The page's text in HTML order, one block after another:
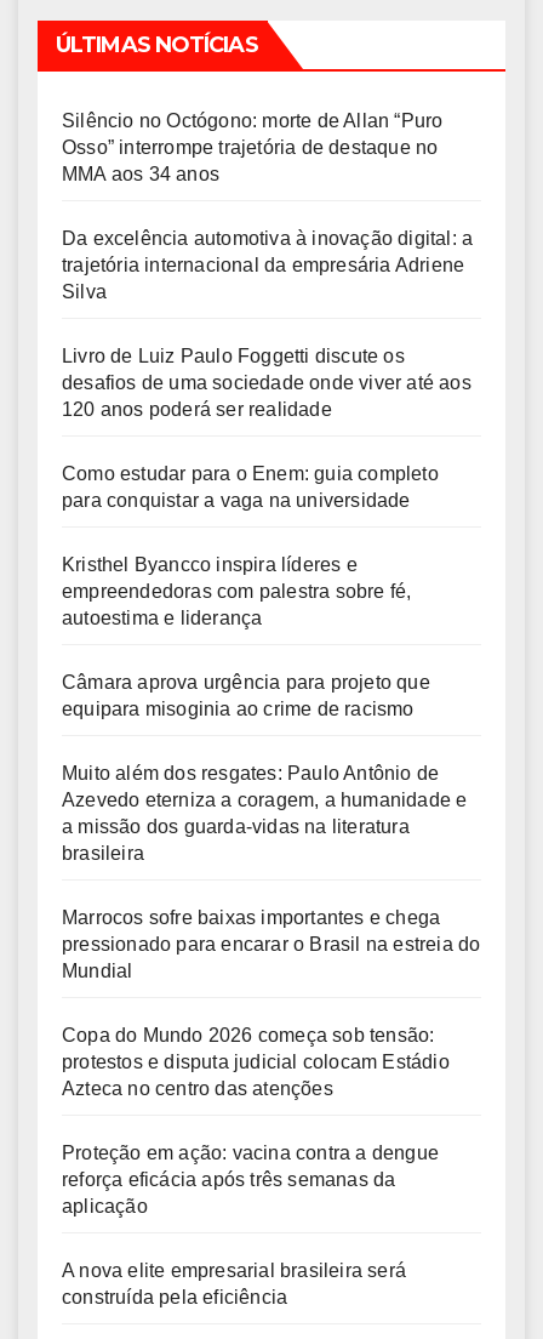
ÚLTIMAS NOTÍCIAS
Silêncio no Octógono: morte de Allan “Puro
Osso” interrompe trajetória de destaque no
MMA aos 34 anos
Da excelência automotiva à inovação digital: a
trajetória internacional da empresária Adriene
Silva
Livro de Luiz Paulo Foggetti discute os
desafios de uma sociedade onde viver até aos
120 anos poderá ser realidade
Como estudar para o Enem: guia completo
para conquistar a vaga na universidade
Kristhel Byancco inspira líderes e
empreendedoras com palestra sobre fé,
autoestima e liderança
Câmara aprova urgência para projeto que
equipara misoginia ao crime de racismo
Muito além dos resgates: Paulo Antônio de
Azevedo eterniza a coragem, a humanidade e
a missão dos guarda-vidas na literatura
brasileira
Marrocos sofre baixas importantes e chega
pressionado para encarar o Brasil na estreia do
Mundial
Copa do Mundo 2026 começa sob tensão:
protestos e disputa judicial colocam Estádio
Azteca no centro das atenções
Proteção em ação: vacina contra a dengue
reforça eficácia após três semanas da
aplicação
A nova elite empresarial brasileira será
construída pela eficiência